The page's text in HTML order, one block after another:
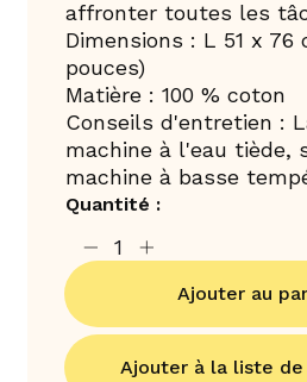
affronter toutes les
Dimensions : L 51 x 76
pouces)
Matière : 100 % coton
Conseils d'entretien :
machine à l'eau tiède,
machine à basse
Quantité :
Ajouter au
Ajouter à la liste de